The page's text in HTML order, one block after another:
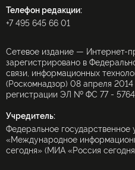
Телефон редакции:
+7 495 645 66 01
Сетевое издание — Интернет-
зарегистрировано в
связи, информационных
(Роскомнадзор) 08 апреля 2014
регистрации ЭЛ № ФС 77 -
Учредитель:
Федеральное государственное
«Международное
сегодня» (МИА «Россия